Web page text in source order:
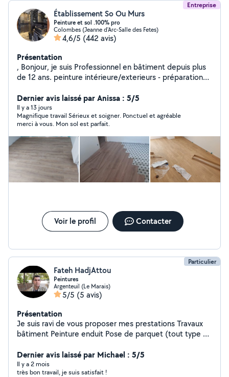
Entreprise
Établissement So Ou Murs
Peinture et sol .100% pro
Colombes (Jeanne d'Arc-Salle des Fetes)
4,6/5 (442 avis)
Présentation
, Bonjour, je suis Professionnel en bâtiment depuis plus
de 12 ans. peinture intérieure/exterieurs - préparation
mur, portes, meuble ...) -finitions - nettoyage des lieux -
pose de papier peint - pose de toile -Carrelage -Parquet
-Placo Montage meuble -Plumbrie -Électricité Disponible
à tout moment: de nature bosseur, calme et souriant :
travail de qualité et sérieux. Je propose des tarifs
abordables et raisonnable par rapport au marché Devis
Gratuit/Déplacement offert Votre satisfaction est ma
plus grande priorité. Intervention dans toute l'île de
France. Merci de votre confiance » je connais très bien
Dernier avis laissé par Anissa : 5/5
Il y a 13 jours
Magnifique travail Sérieux et soigner. Ponctuel et agréable
merci à vous. Mon sol est parfait.
Voir le profil Contacter
Particulier
Fateh HadjAttou
Peintures
Argenteuil (Le Marais)
5/5 (5 avis)
Présentation
Je suis ravi de vous proposer mes prestations Travaux
bâtiment Peinture enduit Pose de parquet (tout type de
échange sur vos besoins avec un prix raisonnable,travail
prof
Dernier avis laissé par Michael : 5/5
Il y a 2 mois
très bon travail, je suis satisfait !